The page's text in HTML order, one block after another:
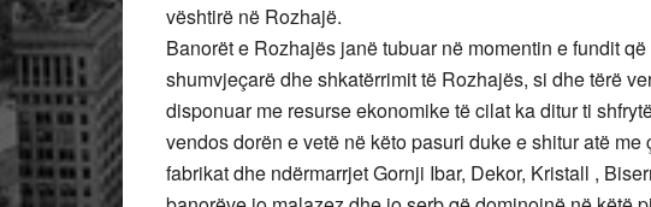
vështirë në Rozhajë.
Banorët e Rozhajës janë tubuar në momentin e fundit
shumvjeçarë dhe shkatërrimit të Rozhajës, si dhe tërë
disponuar me resurse ekonomike të cilat ka ditur ti
vendos dorën e vetë në këto pasuri duke e shitur atë
fabrikat dhe ndërmarrjet Gornji Ibar, Dekor, Kristall ,